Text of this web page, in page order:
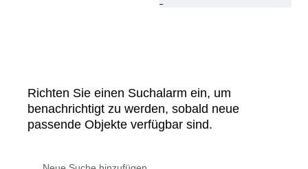
Richten Sie einen Suchalarm ein, um
benachrichtigt zu werden, sobald neue
passende Objekte verfügbar sind.